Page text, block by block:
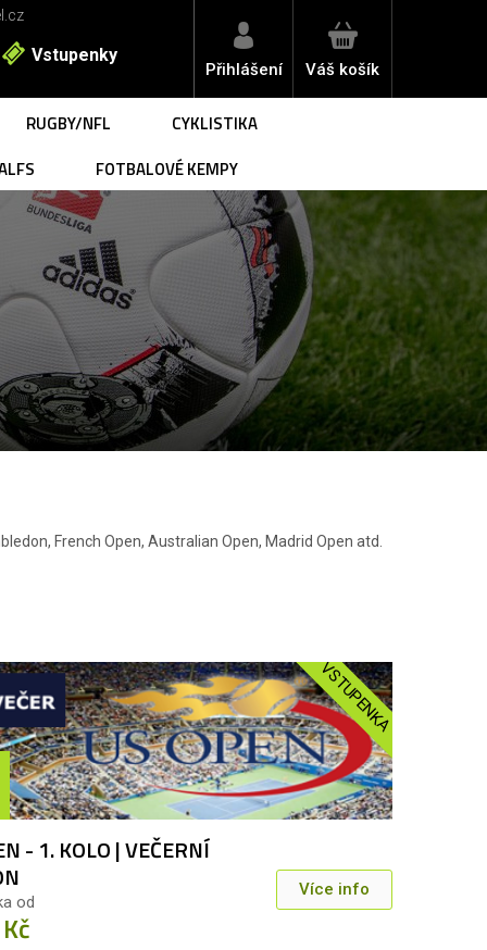
Vstupenky
Přihlášení Váš košík
RUGBY/NFL
CYKLISTIKA
FOTBALOVÉ KEMPY
French Open, Australian Open, Madrid Open atd.
VSTUPENKA
- 1. KOLO | VEČERNÍ
od
Více info